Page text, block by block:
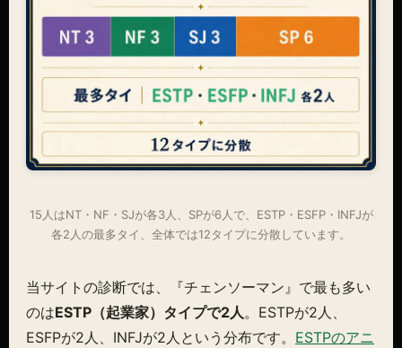
15人はNT・NF・SJが各3人、SPが6人で、ESTP・ESFP・INFJが
各2人の最多タイ、全体では12タイプに分散しています。
当サイトの診断では、『チェンソーマン』で最も多い
のはESTP（起業家）タイプで2人。ESTPが2人、
ESFPが2人、INFJが2人という分布です。 ESTPのアニ